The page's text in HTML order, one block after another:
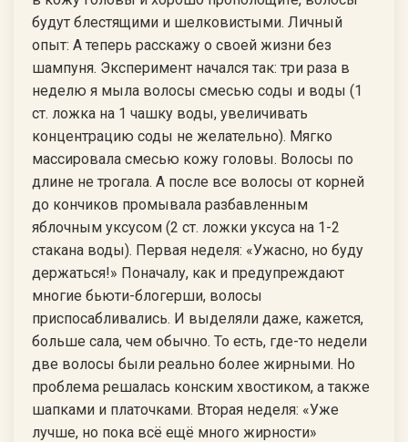
будут блестящими и шелковистыми. Личный
опыт: А теперь расскажу о своей жизни без
шампуня. Эксперимент начался так: три раза в
неделю я мыла волосы смесью соды и воды (1
ст. ложка на 1 чашку воды, увеличивать
концентрацию соды не желательно). Мягко
массировала смесью кожу головы. Волосы по
длине не трогала. А после все волосы от корней
до кончиков промывала разбавленным
яблочным уксусом (2 ст. ложки уксуса на 1-2
стакана воды). Первая неделя: «Ужасно, но буду
держаться!» Поначалу, как и предупреждают
многие бьюти-блогерши, волосы
приспосабливались. И выделяли даже, кажется,
больше сала, чем обычно. То есть, где-то недели
две волосы были реально более жирными. Но
проблема решалась конским хвостиком, а также
шапками и платочками. Вторая неделя: «Уже
лучше, но пока всё ещё много жирности»